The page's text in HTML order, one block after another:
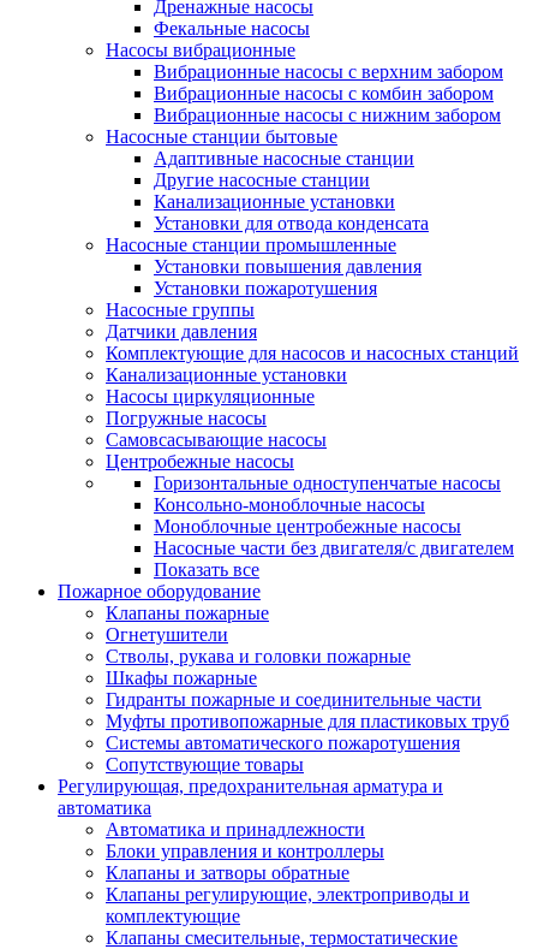
Дренажные насосы
Фекальные насосы
Насосы вибрационные
Вибрационные насосы с верхним забором
Вибрационные насосы с комбин забором
Вибрационные насосы с нижним забором
Насосные станции бытовые
Адаптивные насосные станции
Другие насосные станции
Канализационные установки
Установки для отвода конденсата
Насосные станции промышленные
Установки повышения давления
Установки пожаротушения
Насосные группы
Датчики давления
Комплектующие для насосов и насосных станций
Канализационные установки
Насосы циркуляционные
Погружные насосы
Самовсасывающие насосы
Центробежные насосы
Горизонтальные одноступенчатые насосы
Консольно-моноблочные насосы
Моноблочные центробежные насосы
Насосные части без двигателя/с двигателем
Показать все
Пожарное оборудование
Клапаны пожарные
Огнетушители
Стволы, рукава и головки пожарные
Шкафы пожарные
Гидранты пожарные и соединительные части
Муфты противопожарные для пластиковых труб
Системы автоматического пожаротушения
Сопутствующие товары
Регулирующая, предохранительная арматура и
автоматика
Автоматика и принадлежности
Блоки управления и контроллеры
Клапаны и затворы обратные
Клапаны регулирующие, электроприводы и
комплектующие
Клапаны смесительные, термостатические